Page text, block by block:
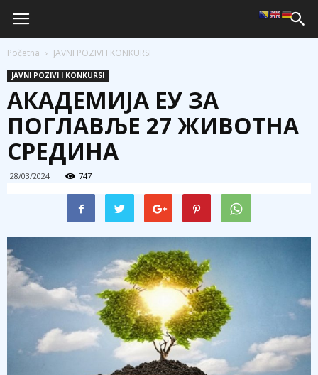
Početna JAVNI POZIVI I KONKURSI
JAVNI POZIVI I KONKURSI
АКАДЕМИЈА ЕУ ЗА
ПОГЛАВЉЕ 27 ЖИВОТНА
СРЕДИНА
28/03/2024 747